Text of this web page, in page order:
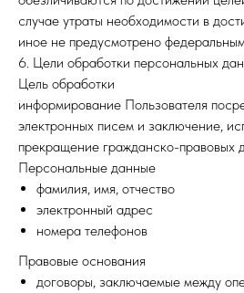
случае утраты необходимости в
иное не предусмотрено
6. Цели обработки персональных
Цель обработки
информирование Пользователя
электронных писем и заключение,
прекращение гражданско-правовых
Персональные данные
фамилия, имя, отчество
электронный адрес
номера телефонов
Правовые основания
договоры, заключаемые между